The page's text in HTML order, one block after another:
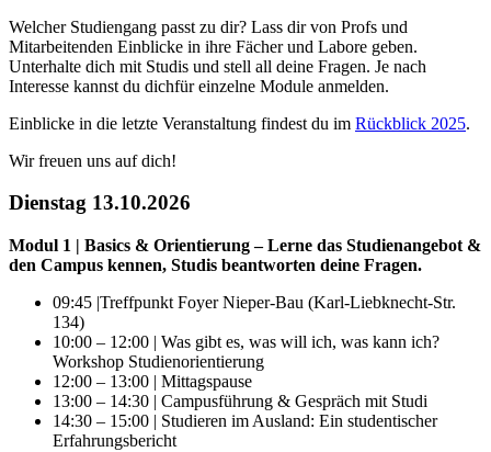
Welcher Studiengang passt zu dir? Lass dir von Profs und
Mitarbeitenden Einblicke in ihre Fächer und Labore geben.
Unterhalte dich mit Studis und stell all deine Fragen. Je nach
Interesse kannst du dichfür einzelne Module anmelden.
Einblicke in die letzte Veranstaltung findest du im Rückblick 2025.
Wir freuen uns auf dich!
Dienstag 13.10.2026
Modul 1 | Basics & Orientierung – Lerne das Studienangebot &
den Campus kennen, Studis beantworten deine Fragen.
09:45 |Treffpunkt Foyer Nieper-Bau (Karl-Liebknecht-Str.
134)
10:00 – 12:00 | Was gibt es, was will ich, was kann ich?
Workshop Studienorientierung
12:00 – 13:00 | Mittagspause
13:00 – 14:30 | Campusführung & Gespräch mit Studi
14:30 – 15:00 | Studieren im Ausland: Ein studentischer
Erfahrungsbericht